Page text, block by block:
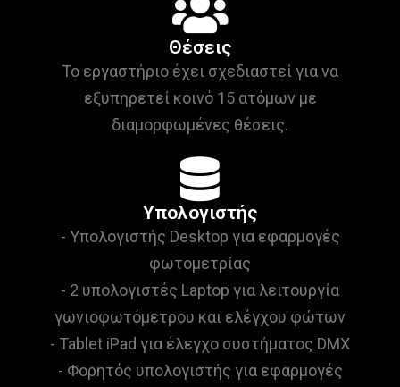
Θέσεις
Το εργαστήριο έχει σχεδιαστεί για να
εξυπηρετεί κοινό 15 ατόμων με
διαμορφωμένες θέσεις.
Υπολογιστής
- Υπολογιστής Desktop για εφαρμογές
φωτομετρίας
- 2 υπολογιστές Laptop για λειτουργία
γωνιοφωτόμετρου και ελέγχου φώτων
- Tablet iPad για έλεγχο συστήματος DMX
- Φορητός υπολογιστής για εφαρμογές